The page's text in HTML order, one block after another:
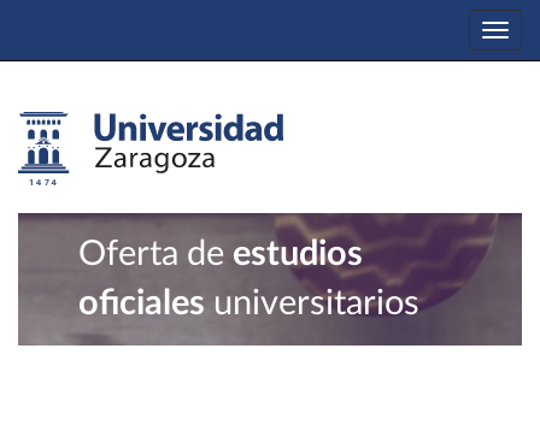
Oferta de estudios
oficiales universitarios